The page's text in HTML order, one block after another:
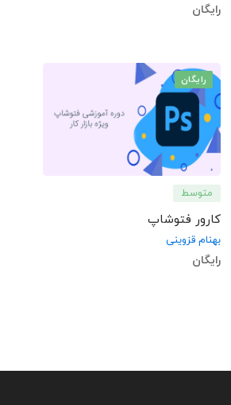
رایگان
رایگان
متوسط
کارور فتوشاپ
بهنام قزوینی
رایگان